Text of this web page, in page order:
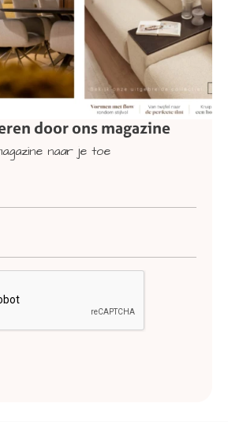
door ons magazine
naar je toe